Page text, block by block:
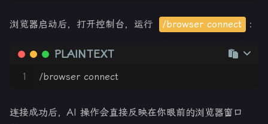
浏览器启动后，打开控制台，运行 /browser connect ：
PLAINTEXT
1 /browser connect
连接成功后，AI 操作会直接反映在你眼前的浏览器窗口